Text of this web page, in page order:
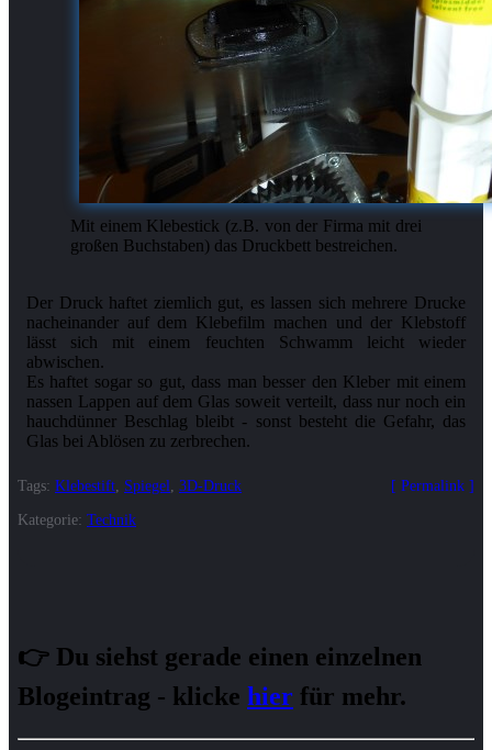
Mit einem Klebestick (z.B. von der Firma mit drei
großen Buchstaben) das Druckbett bestreichen.
Der Druck haftet ziemlich gut, es lassen sich mehrere Drucke
nacheinander auf dem Klebefilm machen und der Klebstoff
lässt sich mit einem feuchten Schwamm leicht wieder
abwischen.
Es haftet sogar so gut, dass man besser den Kleber mit einem
nassen Lappen auf dem Glas soweit verteilt, dass nur noch ein
hauchdünner Beschlag bleibt - sonst besteht die Gefahr, das
Glas bei Ablösen zu zerbrechen.
Permalink
Tags: Klebestift Spiegel 3D-Druck
Kategorie: Technik
👉 Du siehst gerade einen einzelnen
Blogeintrag - klicke hier für mehr.